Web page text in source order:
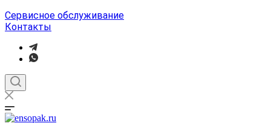
Сервисное обслуживание
Контакты